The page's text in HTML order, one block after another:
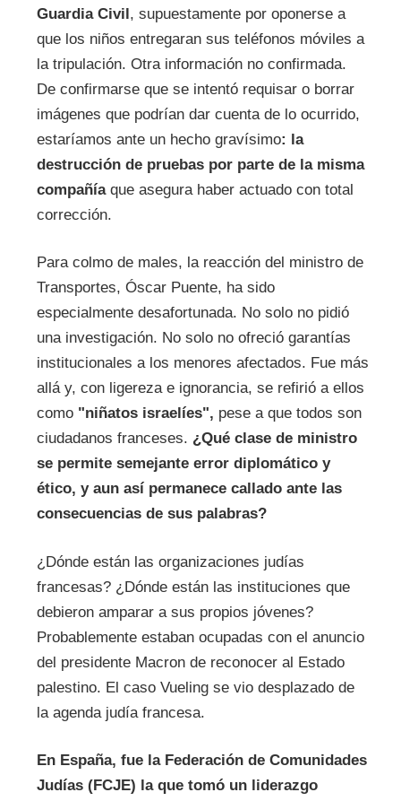
Guardia Civil, supuestamente por oponerse a
que los niños entregaran sus teléfonos móviles a
la tripulación. Otra información no confirmada.
De confirmarse que se intentó requisar o borrar
imágenes que podrían dar cuenta de lo ocurrido,
estaríamos ante un hecho gravísimo: la
destrucción de pruebas por parte de la misma
compañíaque asegura haber actuado con total
corrección.
Para colmo de males, la reacción del ministro de
Transportes, Óscar Puente, ha sido
especialmente desafortunada. No solo no pidió
una investigación. No solo no ofreció garantías
institucionales a los menores afectados. Fue más
allá y, con ligereza e ignorancia, se refirió a ellos
como "niñatos israelíes", pese a que todos son
ciudadanos franceses. ¿Qué clase de ministro
se permite semejante error diplomático y
ético, y aun así permanece callado ante las
consecuencias de sus palabras?
¿Dónde están las organizaciones judías
francesas? ¿Dónde están las instituciones que
debieron amparar a sus propios jóvenes?
Probablemente estaban ocupadas con el anuncio
del presidente Macron de reconocer al Estado
palestino. El caso Vueling se vio desplazado de
la agenda judía francesa.
En España, fue la Federación de Comunidades
Judías (FCJE) la que tomó un liderazgo